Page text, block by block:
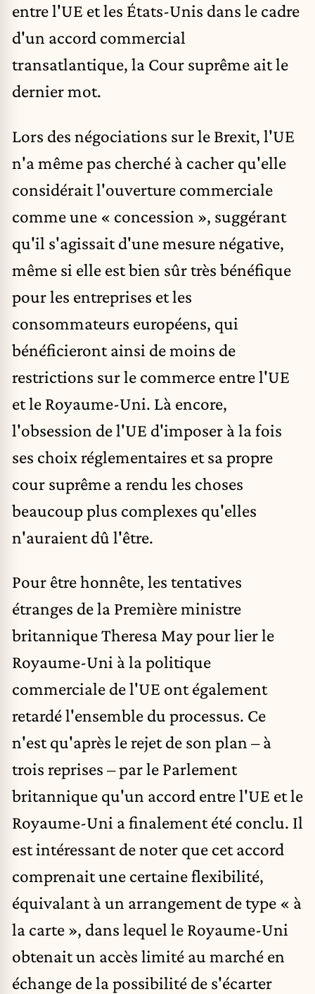
entre l'UE et les États-Unis dans le cadre
d'un accord commercial
transatlantique, la Cour suprême ait le
dernier mot.
Lors des négociations sur le Brexit, l'UE
n'a même pas cherché à cacher qu'elle
considérait l'ouverture commerciale
comme une « concession », suggérant
qu'il s'agissait d'une mesure négative,
même si elle est bien sûr très bénéfique
pour les entreprises et les
consommateurs européens, qui
bénéficieront ainsi de moins de
restrictions sur le commerce entre l'UE
et le Royaume-Uni. Là encore,
l'obsession de l'UE d'imposer à la fois
ses choix réglementaires et sa propre
cour suprême a rendu les choses
beaucoup plus complexes qu'elles
n'auraient dû l'être.
Pour être honnête, les tentatives
étranges de la Première ministre
britannique Theresa May pour lier le
Royaume-Uni à la politique
commerciale de l'UE ont également
retardé l'ensemble du processus. Ce
n'est qu'après le rejet de son plan – à
trois reprises – par le Parlement
britannique qu'un accord entre l'UE et le
Royaume-Uni a finalement été conclu. Il
est intéressant de noter que cet accord
comprenaitune certaine flexibilité,
équivalant à un arrangement de type « à
la carte », dans lequel le Royaume-Uni
obtenait un accès limité au marché en
échange de la possibilité de s'écarter